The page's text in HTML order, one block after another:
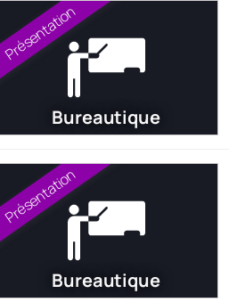
Présentation
Bureautique
Présentation
Bureautique